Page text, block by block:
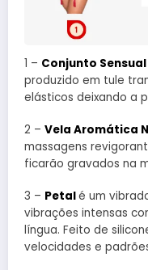
1 – Conjunto
produzido em tule
elásticos deixando a
2 – Vela Aromática
massagens
ficarão gravados na
3 – Petalé um
vibrações intensas
língua. Feito de
velocidades e